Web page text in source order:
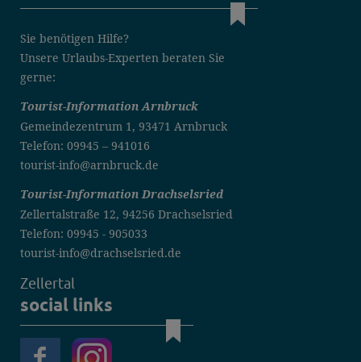
Sie benötigen Hilfe?
Unsere Urlaubs-Experten beraten Sie
gerne:
Tourist-Information Arnbruck
Gemeindezentrum 1, 93471 Arnbruck
Telefon: 09945 – 941016
tourist-info@arnbruck.de
Tourist-Information Drachselsried
Zellertalstraße 12, 94256 Drachselsried
Telefon: 09945 - 905033
tourist-info@drachselsried.de
Zellertal
social links